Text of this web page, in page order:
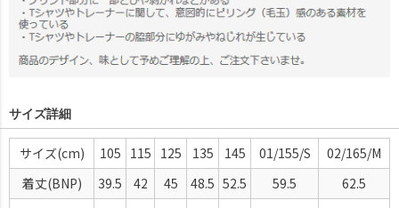
サイズ詳細
サイズ 105 115 125 135 145 01/155/S
02/165/M
着丈(BNP)
39.5 42 45 48.5 52.5 59.5
62.5